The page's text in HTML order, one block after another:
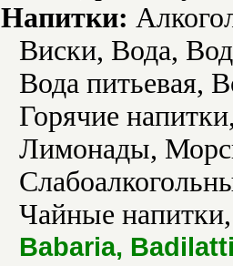
Напитки:
Виски, Вода,
Вода питьевая,
Горячие
Лимонады,
Чайные
Babaria,